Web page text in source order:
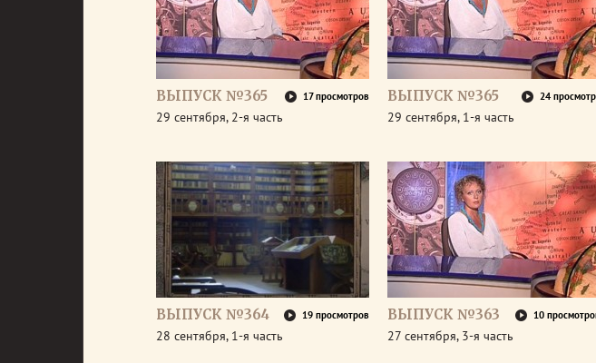
ВЫПУСК №365 17 просмотров
29 сентября, 2-я часть
ВЫПУСК №365 24
29 сентября, 1-я часть
ВЫПУСК №364 19 просмотров
28 сентября, 1-я часть
ВЫПУСК №363 10
27 сентября, 3-я часть